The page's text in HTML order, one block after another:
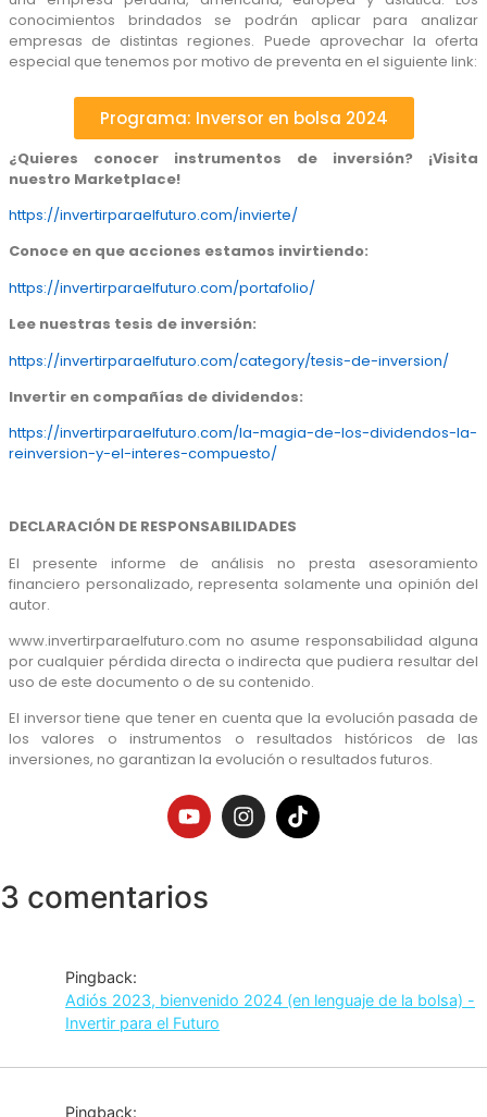
conocimientos brindados se podrán aplicar para analizar
empresas de distintas regiones. Puede aprovechar la oferta
especial que tenemos por motivo de preventa en el siguiente link:
Programa: Inversor en bolsa 2024
¿Quieres conocer instrumentos de inversión? ¡Visita
nuestro Marketplace!
https://invertirparaelfuturo.com/invierte/
Conoce en que acciones estamos invirtiendo:
https://invertirparaelfuturo.com/portafolio/
Lee nuestras tesis de inversión:
https://invertirparaelfuturo.com/category/tesis-de-inversion/
Invertir en compañías de dividendos:
https://invertirparaelfuturo.com/la-magia-de-los-dividendos-la-
reinversion-y-el-interes-compuesto/
DECLARACIÓN DE RESPONSABILIDADES
El presente informe de análisis no presta asesoramiento
financiero personalizado, representa solamente una opinión del
autor.
www.invertirparaelfuturo.com no asume responsabilidad alguna
por cualquier pérdida directa o indirecta que pudiera resultar del
uso de este documento o de su contenido.
El inversor tiene que tener en cuenta que la evolución pasada de
los valores o instrumentos o resultados históricos de las
inversiones, no garantizan la evolución o resultados futuros.
3 comentarios
Pingback:
Adiós 2023, bienvenido 2024 (en lenguaje de la bolsa) -
Invertir para el Futuro
Pingback: